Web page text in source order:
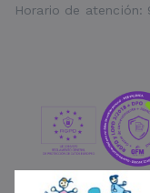
Horario de atención: